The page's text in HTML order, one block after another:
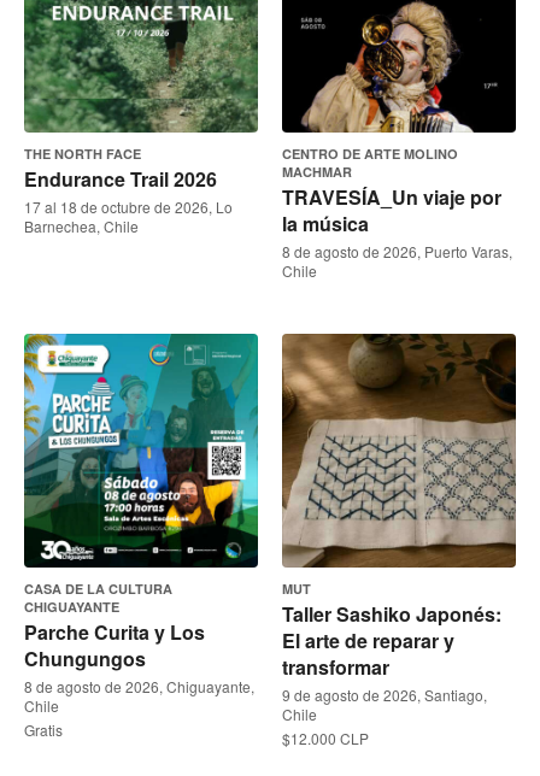
THE NORTH FACE
Endurance Trail 2026
17 al 18 de octubre de 2026, Lo
Barnechea, Chile
CENTRO DE ARTE MOLINO
MACHMAR
TRAVESÍA_Un viaje por
la música
8 de agosto de 2026, Puerto Varas,
Chile
CASA DE LA CULTURA
CHIGUAYANTE
Parche Curita y Los
Chungungos
8 de agosto de 2026, Chiguayante,
Chile
Gratis
MUT
Taller Sashiko Japonés:
El arte de reparar y
transformar
9 de agosto de 2026, Santiago,
Chile
$12.000 CLP